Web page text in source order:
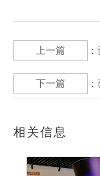
上一篇
下一篇
相关信息